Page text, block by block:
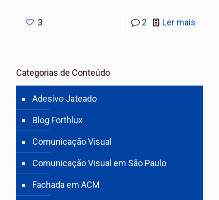
3 2 Ler mais
Categorias de Conteúdo
Adesivo Jateado
Blog Forthlux
Comunicação Visual
Comunicação Visual em São Paulo
Fachada em ACM